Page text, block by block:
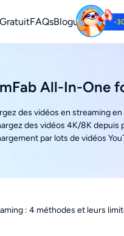
Gratuit
Téléchargez des vidéos
FAQsBloguer -
All-In-One
des vidéos en streaming
des vidéos 4K/8K depuis
par lots de vidéos
: 4 méthodes et leurs